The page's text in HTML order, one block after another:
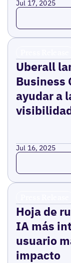
Jul 17, 2025
Read more
Uberall
Business
ayudar a
Jul 16, 2025
Read more
Hoja de
IA más
usuario
impacto